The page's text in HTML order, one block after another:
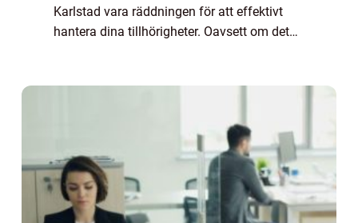
Karlstad vara räddningen för att effektivt
hantera dina tillhörigheter. Oavsett om det